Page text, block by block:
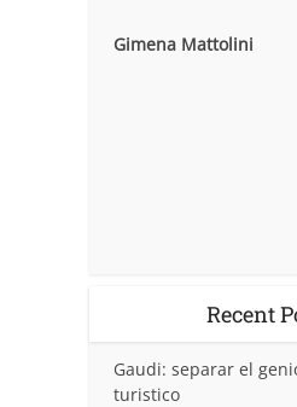
Gimena Mattolini
Recent
Gaudi: separar el
turistico